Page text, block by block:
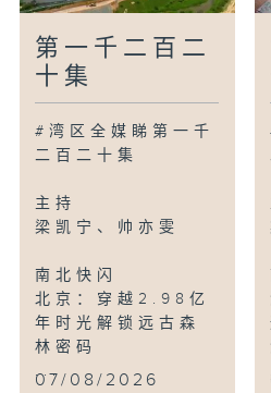
湾区新里程
南京：利用AI协助种植
杭州：人工智能催生新
清远：行人过路处加设
江门：认识当地新建墙绘
鸟瞰神州
四川阿坝：群鸟云集若
第一千二百二
十集
#湾区全媒睇第一千
二百二十集
主持
梁凯宁、帅亦雯
南北快闪
北京：穿越2.98亿
年时光解锁远古森
林密码
...
07/08/2026